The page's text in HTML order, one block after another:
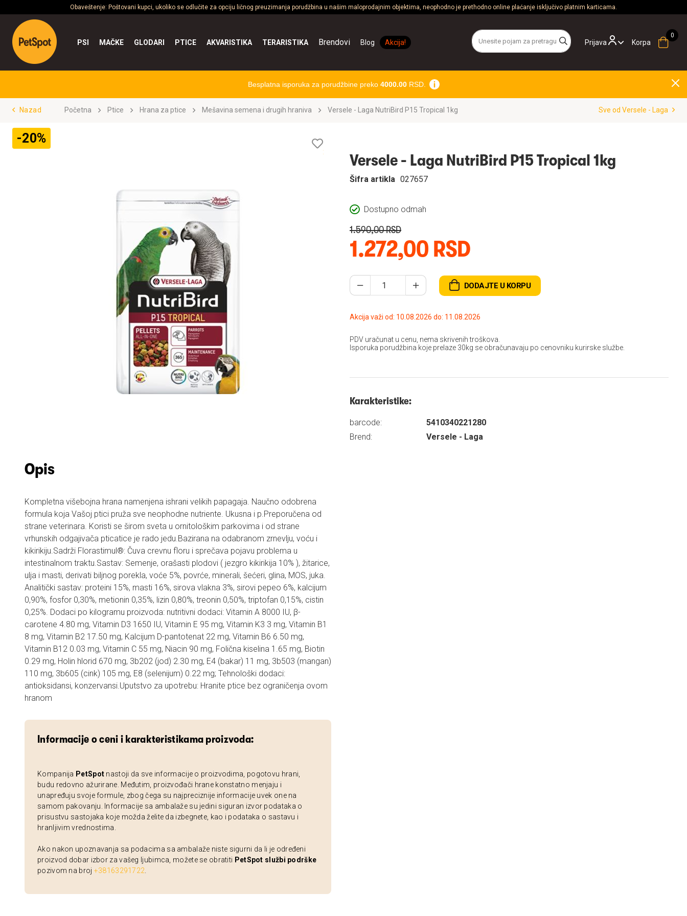
Obaveštenje: Poštovani kupci, ukoliko se odlučite za opciju ličnog preuzimanja porudžbina u našim maloprodajnim objektima, neophodno je prethodno online plaćanje isključivo platnim karticama.
Prijava
PSI MAČKE GLODARI PTICE AKVARISTIKA TERARISTIKA Brendovi Blog Akcija! Korpa
Besplatna isporuka za porudžbine preko 4000.00RSD.
Nazad Početna Ptice Hrana za ptice Mešavina semena i drugih hraniva Versele - Laga NutriBird P15 Tropical 1kg Sve od Versele - Laga
-20%
Opis
Kompletna višebojna hrana namenjena ishrani velikih papagaja. Naučno odobrena
formula koja Vašoj ptici pruža sve neophodne nutriente. Ukusna i p.Preporučena od
strane veterinara. Koristi se širom sveta u ornitološkim parkovima i od strane
vrhunskih odgajivača pticatice je rado jedu.Bazirana na odabranom zrnevlju, voću i
kikirikiju.Sadrži Florastimul®: Čuva crevnu floru i sprečava pojavu problema u
intestinalnom traktu.Sastav: Semenje, orašasti plodovi ( jezgro kikirikija 10% ), žitarice,
ulja i masti, derivati biljnog porekla, voće 5%, povrće, minerali, šećeri, glina, MOS, juka.
Analitički sastav: proteini 15%, masti 16%, sirova vlakna 3%, sirovi pepeo 6%, kalcijum
0,90%, fosfor 0,30%, metionin 0,35%, lizin 0,80%, treonin 0,50%, triptofan 0,15%, cistin
0,25%. Dodaci po kilogramu proizvoda: nutritivni dodaci: Vitamin A 8000 IU, β-
carotene 4.80 mg, Vitamin D3 1650 IU, Vitamin E 95 mg, Vitamin K3 3 mg, Vitamin B1
8 mg, Vitamin B2 17.50 mg, Kalcijum D-pantotenat 22 mg, Vitamin B6 6.50 mg,
Vitamin B12 0.03 mg, Vitamin C 55 mg, Niacin 90 mg, Folična kiselina 1.65 mg, Biotin
0.29 mg, Holin hlorid 670 mg, 3b202 (jod) 2.30 mg, E4 (bakar) 11 mg, 3b503 (mangan)
110 mg, 3b605 (cink) 105 mg, E8 (selenijum) 0.22 mg; Tehnološki dodaci:
antioksidansi, konzervansi.Uputstvo za upotrebu: Hranite ptice bez ograničenja ovom
hranom
Informacije o ceni i karakteristikama proizvoda:
Kompanija PetSpot nastoji da sve informacije o proizvodima, pogotovu hrani,
budu redovno ažurirane. Međutim, proizvođači hrane konstatno menjaju i
unapređuju svoje formule, zbog čega su najpreciznije informacije uvek one na
samom pakovanju. Informacije sa ambalaže su jedini siguran izvor podataka o
prisustvu sastojaka koje možda želite da izbegnete, kao i podataka o sastavu i
hranljivim vrednostima.
Ako nakon upoznavanja sa podacima sa ambalaže niste sigurni da li je određeni
proizvod dobar izbor za vašeg ljubimca, možete se obratiti PetSpot službi podrške
pozivom na broj +38163291722
želja
Versele - Laga NutriBird P15 Tropical 1kg
Dostupno odmah
Šifra artikla 027657
1.272,00 RSD
1.590,00 RSD
DODAJTE U KORPU
Akcija važi od: 10.08.2026 do: 11.08.2026
PDV uračunat u cenu, nema skrivenih troškova.
Isporuka porudžbina koje prelaze 30kg se obračunavaju po cenovniku kurirske službe.
Karakteristike:
barcode:
5410340221280
Brend:
Versele - Laga